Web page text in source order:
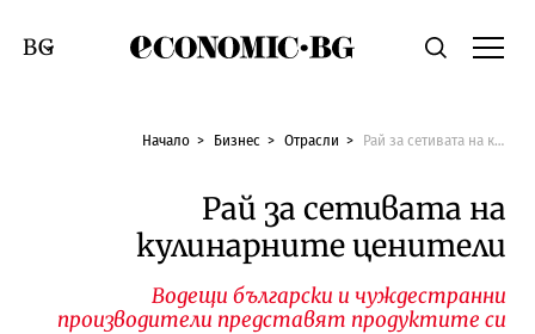
Economic.bgТърсене
Смяна на език
Начало Бизнес Отрасли Рай за сетивата на кулинарните ценители
Рай за сетивата на
кулинарните ценители
Водещи български и чуждестранни
производители представят продуктите си